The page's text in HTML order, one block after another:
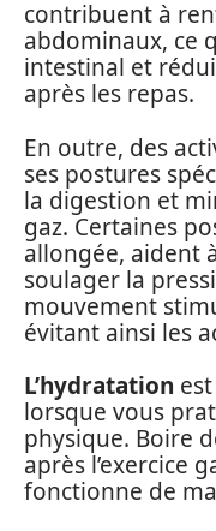
contribuent à
abdominaux, ce
intestinal et
après les repas.
En outre, des
ses postures
la digestion et
gaz. Certaines
allongée, aident
soulager la
mouvement
évitant ainsi les
L’hydratation
lorsque vous
physique. Boire
après l’exercice
fonctionne de